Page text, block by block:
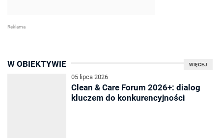
WIĘCEJ
W OBIEKTYWIE
05 lipca 2026
Clean & Care Forum 2026+: dialog
kluczem do konkurencyjności